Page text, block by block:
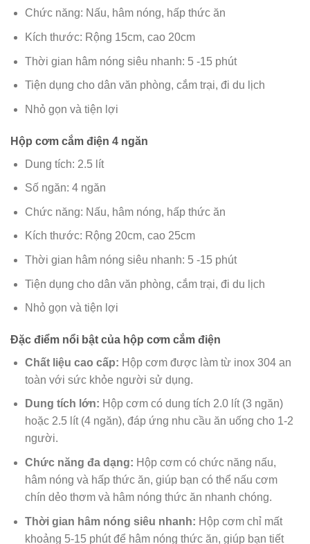
Chức năng: Nấu, hâm nóng, hấp thức ăn
Kích thước: Rộng 15cm, cao 20cm
Thời gian hâm nóng siêu nhanh: 5 -15 phút
Tiện dụng cho dân văn phòng, cắm trại, đi du lịch
Nhỏ gọn và tiện lợi
Hộp cơm cắm điện 4 ngăn
Dung tích: 2.5 lít
Số ngăn: 4 ngăn
Chức năng: Nấu, hâm nóng, hấp thức ăn
Kích thước: Rộng 20cm, cao 25cm
Thời gian hâm nóng siêu nhanh: 5 -15 phút
Tiện dụng cho dân văn phòng, cắm trại, đi du lịch
Nhỏ gọn và tiện lợi
Đặc điểm nổi bật của hộp cơm cắm điện
Chất liệu cao cấp: Hộp cơm được làm từ inox 304 an
toàn với sức khỏe người sử dụng.
Dung tích lớn: Hộp cơm có dung tích 2.0 lít (3 ngăn)
hoặc 2.5 lít (4 ngăn), đáp ứng nhu cầu ăn uống cho 1-2
người.
Chức năng đa dạng: Hộp cơm có chức năng nấu,
hâm nóng và hấp thức ăn, giúp bạn có thể nấu cơm
chín dẻo thơm và hâm nóng thức ăn nhanh chóng.
Thời gian hâm nóng siêu nhanh: Hộp cơm chỉ mất
khoảng 5-15 phút để hâm nóng thức ăn, giúp bạn tiết